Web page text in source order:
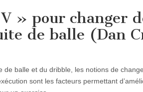
» pour changer
de balle (Dan
de balle et du dribble, les notions de
sont les facteurs permettant